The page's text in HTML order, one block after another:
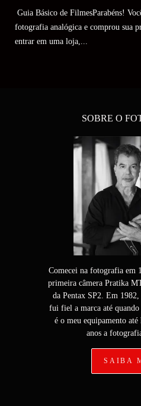
Guia Básico de FilmesParabéns!
fotografia analógica e comprou sua
entrar em uma loja,...
SOBRE O
Comecei na fotografia em
primeira câmera Pratika
da Pentax SP2. Em
fui fiel a marca até
é o meu equipamento
anos a
SAIBA